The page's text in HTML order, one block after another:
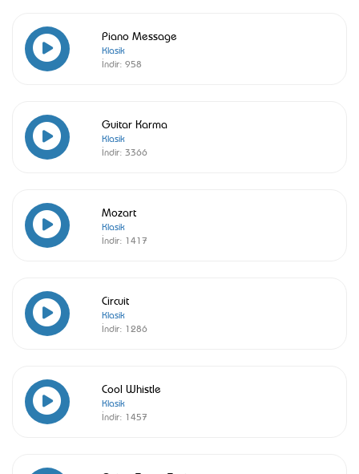
Piano Message
Klasik
İndir: 958
Guitar Karma
Klasik
İndir: 3366
Mozart
Klasik
İndir: 1417
Circuit
Klasik
İndir: 1286
Cool Whistle
Klasik
İndir: 1457